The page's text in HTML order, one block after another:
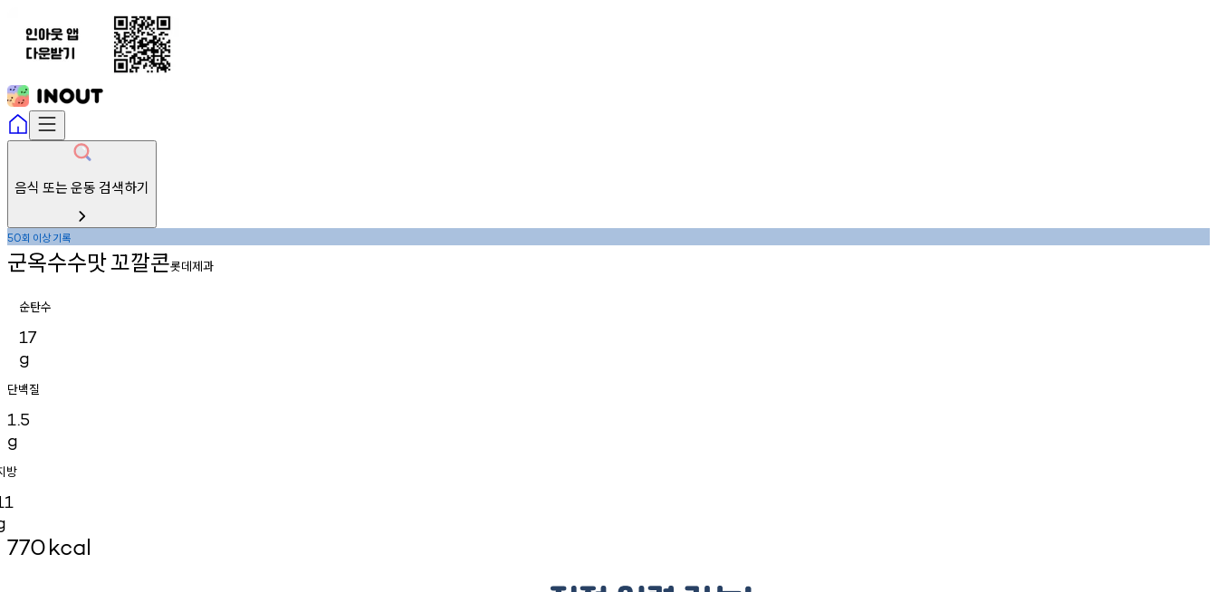
음식 또는 운동 검색하기
50회 이상기록
군옥수수맛꼬깔콘롯데제과
순탄수
17
g
단백질
1.5
g
방
770kcal